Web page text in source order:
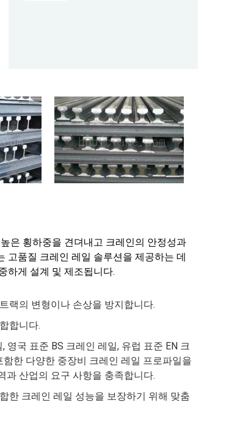
은 횡하중을 견뎌내고 크레인의 안정성과
고품질 크레인 레일 솔루션을 제공하는 데
하게 설계 및 제조됩니다.
랙의 변형이나 손상을 방지합니다.
합니다.
영국 표준 BS 크레인 레일, 유럽 표준 EN 크
한 다양한 중장비 크레인 레일 프로파일을
과 산업의 요구 사항을 충족합니다.
한 크레인 레일 성능을 보장하기 위해 맞춤